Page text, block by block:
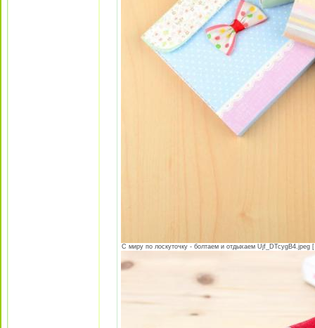
С миру по лоскуточку - болтаем и отдыхаем Ujf_DTcygB4.jpeg